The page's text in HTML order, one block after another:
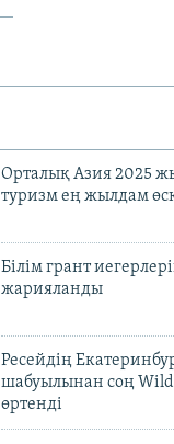
Орталық Азия 2025
туризм ең жылдам
Білім грант
жарияланды
Ресейдің
шабуылынан соң
өртенді